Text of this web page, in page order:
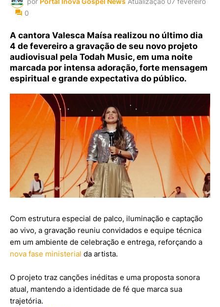
0
A cantora Valesca Maísa realizou no último dia
4 de fevereiro a gravação de seu novo projeto
audiovisual pela Todah Music, em uma noite
marcada por intensa adoração, forte mensagem
espiritual e grande expectativa do público.
Com estrutura especial de palco, iluminação e captação
ao vivo, a gravação reuniu convidados e equipe técnica
em um ambiente de celebração e entrega, reforçando a
nova fase ministerial da artista.
O projeto traz canções inéditas e uma proposta sonora
atual, mantendo a identidade de fé que marca sua
trajetória.